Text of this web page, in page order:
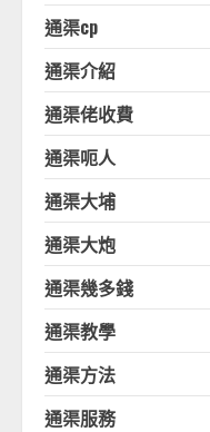
通渠cp
通渠介紹
通渠佬收費
通渠呃人
通渠大埔
通渠大炮
通渠幾多錢
通渠教學
通渠方法
通渠服務